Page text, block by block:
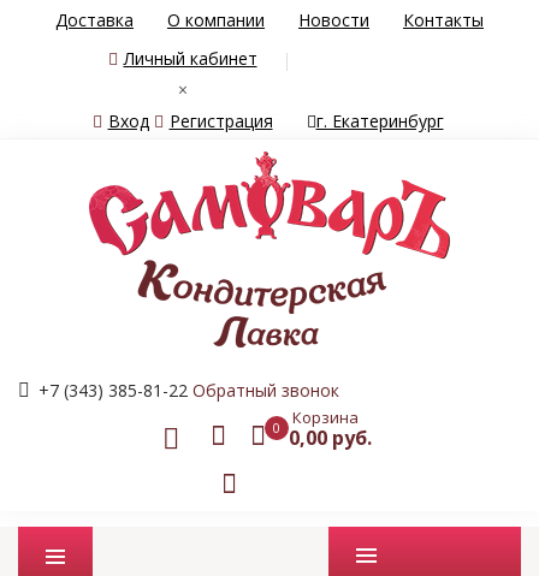
Доставка О компании Новости
Контакты
Личный кабинет
×
Вход
Регистрация г. Екатеринбург
+7 (343) 385-81-22 Обратный звонок
0 Корзина
0,00 руб.